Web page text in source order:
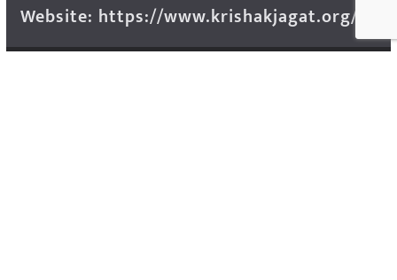
Website: https://www.krishakjagat.org/